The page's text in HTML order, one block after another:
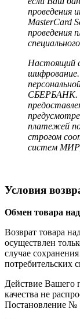
проведения
MasterCard
проведения
Настоящий
СБЕРБАНК.
платежей
строгом
систем МИР,
Условия
Обмен товара
Возврат товара
осуществлен
случае
потребительских
Действие Вашего
качества не
Постановление №